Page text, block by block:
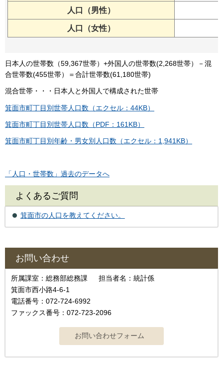
人口（男性）
人口（女性）
日本人の世帯数（59,367世帯）+外国人の世帯数(2,268世帯）－混
合世帯数(455世帯）＝合計世帯数(61,180世帯)
混合世帯・・・日本人と外国人で構成された世帯
箕面市町丁目別世帯人口数（エクセル：44KB）
箕面市町丁目別世帯人口数（PDF：161KB）
箕面市町丁目別年齢・男女別人口数（エクセル：1,941KB）
「人口・世帯数」過去のデータへ
よくあるご質問
箕面市の人口を教えてください。
お問い合わせ
所属課室：総務部総務課 担当者名：統計係
箕面市西小路4-6-1
電話番号：072-724-6992
ファックス番号：072-723-2096